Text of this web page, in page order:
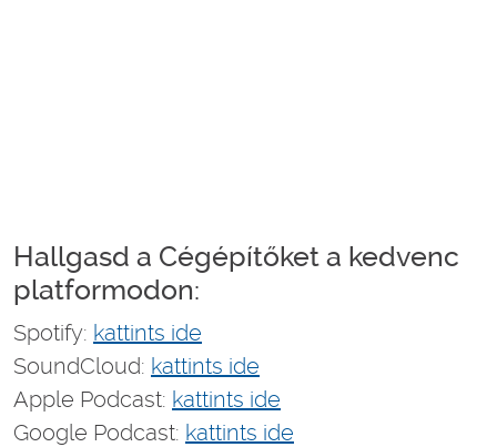
Hallgasd a Cégépítőket a kedvenc
platformodon:
Spotify: kattints ide
SoundCloud: kattints ide
Apple Podcast: kattints ide
Google Podcast: kattints ide